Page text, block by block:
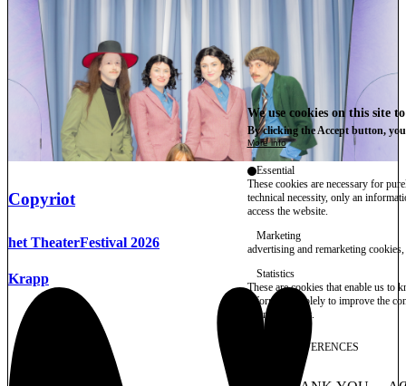
Copyriot
het TheaterFestival 2026
Krapp
We use cookies on this site
By clicking the Accept button,
More info
Essential
These cookies are necessary for
technical necessity, only an
access the website.
Marketing
advertising and remarketing cookies,
Statistics
These are cookies that enable us to
information solely to improve the
their placement.
SAVE PREFERENCES